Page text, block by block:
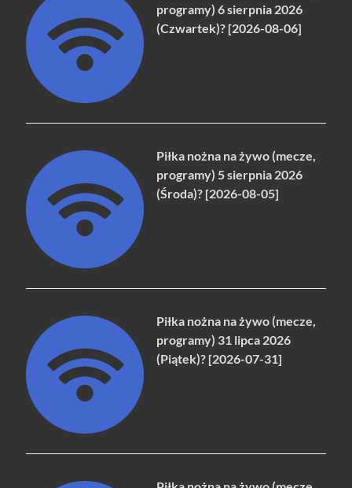
programy) 6 sierpnia 2026
(Czwartek)? [2026-08-06]
Piłka nożna na żywo (mecze,
programy) 5 sierpnia 2026
(Środa)? [2026-08-05]
Piłka nożna na żywo (mecze,
programy) 31 lipca 2026
(Piątek)? [2026-07-31]